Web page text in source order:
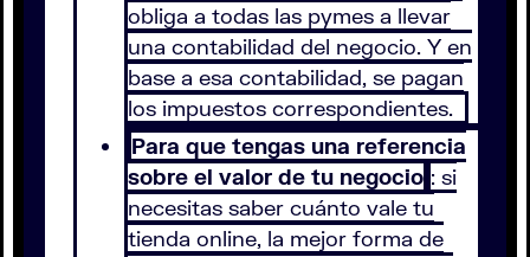
obliga a todas las pymes a llevar
una contabilidad del negocio. Y en
base a esa contabilidad, se pagan
los impuestos correspondientes.
Para que tengas una referencia
sobre el valor de tu negocio : si
necesitas saber cuánto vale tu
tienda online, la mejor forma de